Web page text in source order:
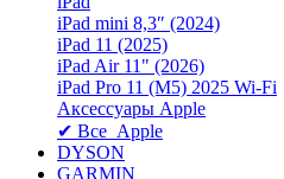
iPad mini 8,3″ (2024)
iPad 11 (2025)
iPad Air 11" (2026)
iPad Pro 11 (M5) 2025 Wi-Fi
Аксессуары Apple
✔ Все Apple
DYSON
GARMIN